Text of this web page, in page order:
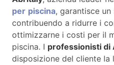
per piscina, garantisce
contribuendo a ridurre i
ottimizzarne i costi per il
piscina. I professionisti di
disposizione del cliente la